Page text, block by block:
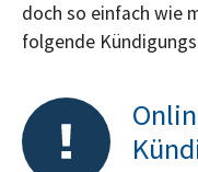
doch so einfach wie
folgende